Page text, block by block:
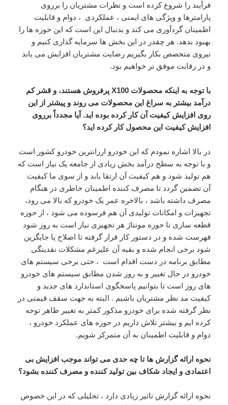
فرآیند را شروع کرده است و نظرات مشتریان را برروی
پارامترها و ویژگی های ایمنی ، عملکردی ، دوام و قابلیت
اطمینان گردآوری می کند و بدنبال این است که این حوزه ها را
بهبود بدهد. هر چقدر در این بخش ها سرمایه گذاری کنیم و
نیروی متخصص بکار بگیریم رضایت مشتریان افزایش می یابد
و در رقابت موفق تر خواهیم بود.
با توجه به اینکه محصولات X100 پرفروش هستند، و قشر کم
درآمد بیشتر به سراغ این محصولات می روند و پیشتر از این
روی افزایش کیفیت آن کار کرده بوده اید. آیا مجدداً برروی
افزایش کیفیت این محصول کار کرده اید؟
در بالا اشاره نمودم که این خودرو ارزانترین خودرو کشور است
و با توجه به سطح درآمد بخش زیادی از جامعه یک نیاز است که
هم تولید شود و هم کیفیت آن ارتقا یابد و از سوی ما کیفیت
آن تضمین گردد تا مصرف کننده اطمینان خاطری در هنگام
مصرف داشته باشد ، بالاخره عمر یک خودرو که بالا می رود،
تجهیزات و امکانات تولیدی آن هم فرسوده می شود ، از حوزه
قطعه سازی تا حوزه مونتاژ هر تجهیزی نیاز است به روز شود
فهرست شده و در دستور کار قرار گرفته تا اصلاح یا جایگزین
شود برخی انجام شده و بقیه آن علیرغم مشکلات نقدینگی
مطابق برنامه در دست اقدام است ، حتی برخی سیستم های
خودرو در حال تغییر و به روز شدن مطابق سیستم های خودرو
های روز است تا بتوانیم پاسخگوی استاندارد های جدید و
کیفیت مد نظر مشتریان باشیم . البته به جهت سقف قیمتی در
نظر گرفته شده برای خودرو مذکور کمتر به تغییر ظاهر توجه
کرده ایم و بیشتر تلاش داریم در حوزه های عملکرد خودرو ،
دوام و قابلیت اطمینان به آن متمرکز شویم.
نحوه ارائه گزارش ها تا چه حدی می تواند موجب افزایش بی
اعتمادی و ایجاد شکاف بین تولید کننده و مصرف کننده بشود؟
نحوه ارائه گزارش تاثیر زیادی دارد ، تحلیلی که در این خصوص